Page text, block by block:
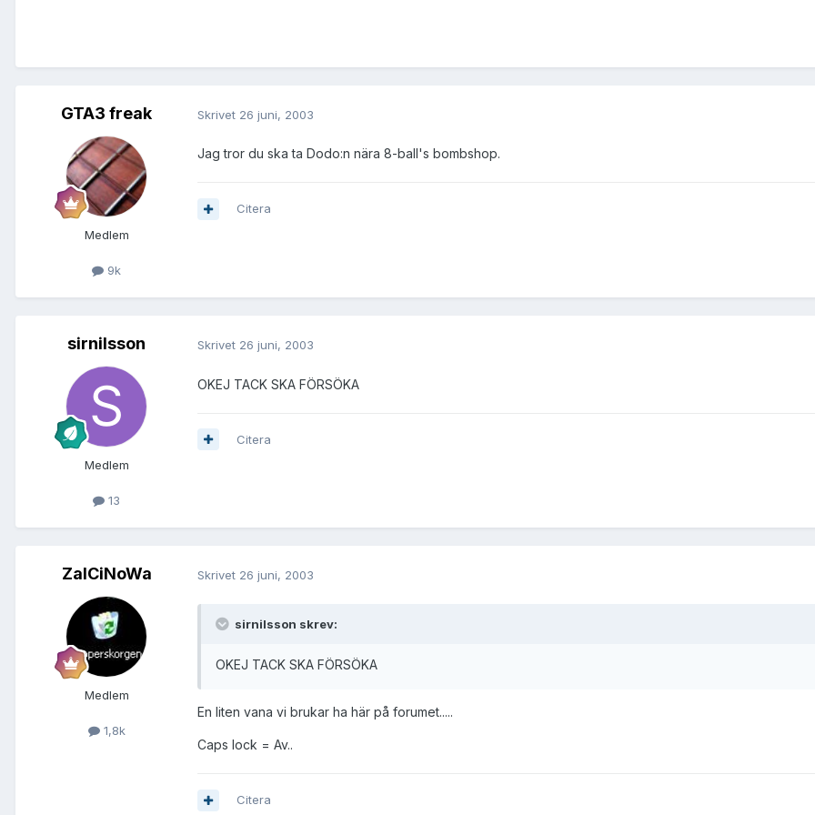
GTA3 freak
Medlem
9k
Skrivet 26 juni, 2003
Jag tror du ska ta Dodo:n nära 8-ball's bombshop.
Citera
sirnilsson
Medlem
13
Skrivet 26 juni, 2003
OKEJ TACK SKA FÖRSÖKA
Citera
ZalCiNoWa
Medlem
1,8k
Skrivet 26 juni, 2003
sirnilsson skrev:
OKEJ TACK SKA FÖRSÖKA
En liten vana vi brukar ha här på forumet.....
Caps lock = Av..
Citera